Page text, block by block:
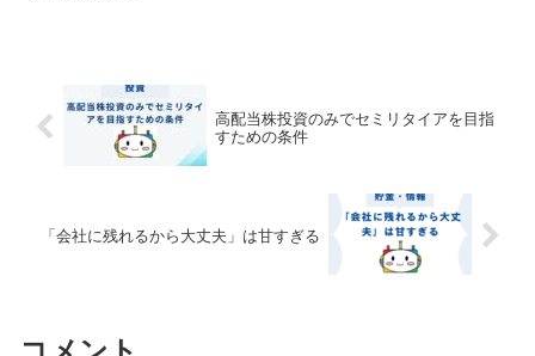
高配当株投資のみでセミリタイアを目指
すための条件
「会社に残れるから大丈夫」は甘すぎる